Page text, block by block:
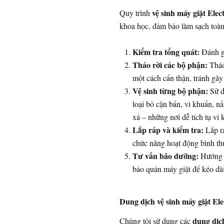
Quy trìnhvệ sinh máy giặt
khoa học, đảm bảo làm sạch
Kiểm tra tổng quát: Đánh
Tháo rời các bộ phận:
một cách cẩn thận, tránh
Vệ sinh từng bộ phận: Sử
loại bỏ cặn bẩn, vi khuẩn,
xả – những nơi dễ tích tụ vi
Lắp ráp và kiểm tra: Lắp
chức năng hoạt động bình
Tư vấn bảo dưỡng:
bảo quản máy giặt để kéo
Dung dịch vệ sinh máy giặt
Chúng tôi sử dụng cácdung